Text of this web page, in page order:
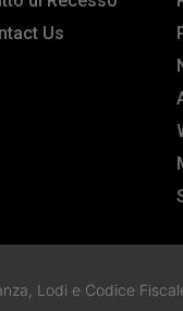
Us
Lodi e Codice